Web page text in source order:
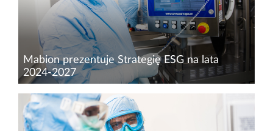
Mabion prezentuje Strategię ESG na lata
2024-2027
Mabion przyjął&nbsp;Strategię ESG na lata
2024-2027 wyznaczającą cele spółki w
obszarze środowiskowym, społecznym i ładu